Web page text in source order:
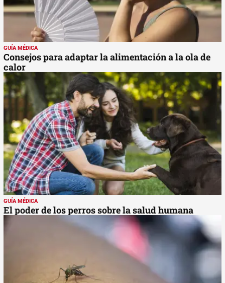
GUÍA MÉDICA
Consejos para adaptar la alimentación a la ola de
calor
GUÍA MÉDICA
El poder de los perros sobre la salud humana